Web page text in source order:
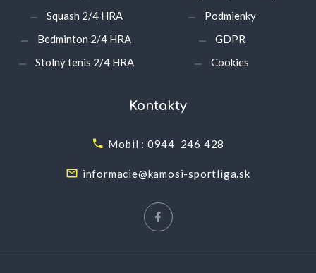
Squash 2/4 HRA
Bedminton 2/4 HRA
Stolný tenis 2/4 HRA
Podmienky
GDPR
Cookies
Kontakty
Mobil : 0944 246 428
informacie@kamosi-sportliga.sk